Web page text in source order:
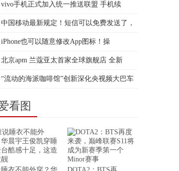
vivo手机正式加入统一推送联盟 手机续
中国移动最新规定！短信可以免费发送了，
未
iPhone也可以随意修改App图标！操
北京apm 兰蔻亚太首家全球旗舰店 全新
“流动的海派咖啡馆”创新深化央视频大巴车
看图